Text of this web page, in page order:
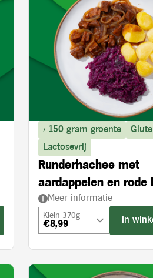
> 150 gram groente
Lactosevrij
Runderhachee met
aardappelen en rode
appel
Meer informatie
Klein 370g
€8,99 In